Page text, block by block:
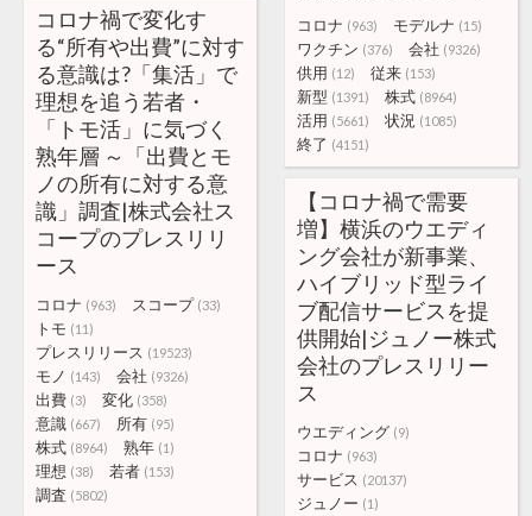
コロナ (963) モデルナ (15)
ワクチン (376) 会社 (9326)
供用 (12) 従来 (153)
新型 (1391) 株式 (8964)
活用 (5661) 状況 (1085)
終了 (4151)
コロナ禍で変化す
る“所有や出費”に対す
る意識は?「集活」で
理想を追う若者・
「トモ活」に気づく
熟年層 ～「出費とモ
ノの所有に対する意
識」調査|株式会社ス
コープのプレスリリ
ース
コロナ (963) スコープ (33)
トモ (11)
プレスリリース (19523)
モノ (143) 会社 (9326)
出費 (3) 変化 (358)
意識 (667) 所有 (95)
株式 (8964) 熟年 (1)
理想 (38) 若者 (153)
調査 (5802)
【コロナ禍で需要
増】横浜のウエディ
ング会社が新事業、
ハイブリッド型ライ
ブ配信サービスを提
供開始|ジュノー株式
会社のプレスリリー
ス
ウエディング (9)
コロナ (963)
サービス (20137)
ジュノー (1)